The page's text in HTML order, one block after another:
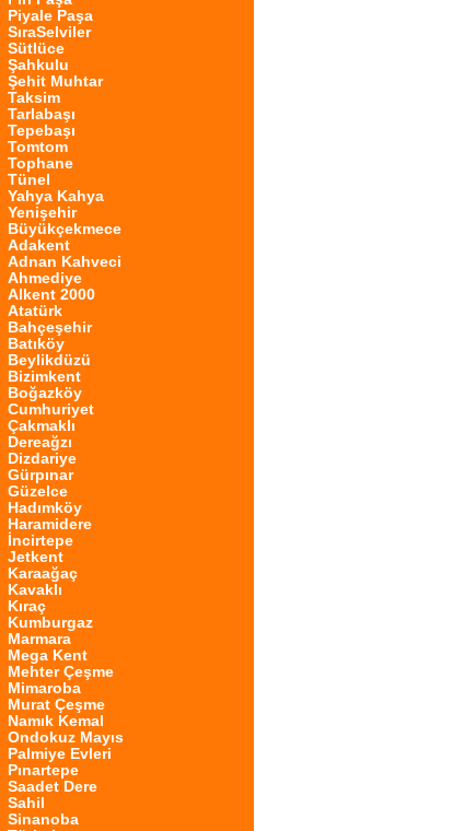
Piyale Paşa
SıraSelviler
Sütlüce
Şahkulu
Şehit Muhtar
Taksim
Tarlabaşı
Tepebaşı
Tomtom
Tophane
Tünel
Yahya Kahya
Yenişehir
Büyükçekmece
Adakent
Adnan Kahveci
Ahmediye
Alkent 2000
Atatürk
Bahçeşehir
Batıköy
Beylikdüzü
Bizimkent
Boğazköy
Cumhuriyet
Çakmaklı
Dereağzı
Dizdariye
Gürpınar
Güzelce
Hadımköy
Haramidere
İncirtepe
Jetkent
Karaağaç
Kavaklı
Kıraç
Kumburgaz
Marmara
Mega Kent
Mehter Çeşme
Mimaroba
Murat Çeşme
Namık Kemal
Ondokuz Mayıs
Palmiye Evleri
Pınartepe
Saadet Dere
Sahil
Sinanoba